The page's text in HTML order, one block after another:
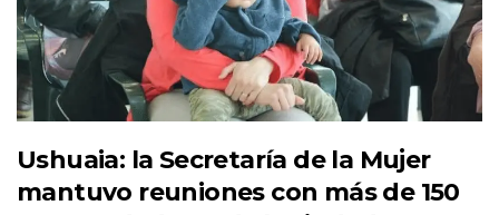
Ushuaia: la Secretaría de la Mujer
mantuvo reuniones con más de 150